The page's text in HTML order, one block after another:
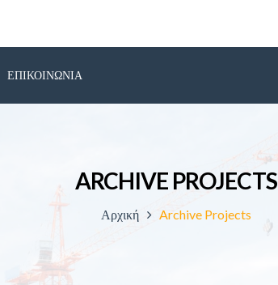
ΕΠΙΚΟΙΝΩΝΊΑ
ARCHIVE PROJECTS
Αρχική Archive Projects